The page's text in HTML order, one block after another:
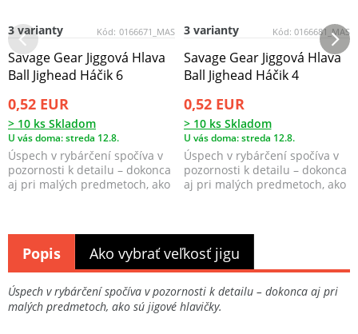
Kód: 0166671_MAS
3 varianty
Savage Gear Jiggová Hlava
Ball Jighead Háčik 6
0,52 EUR
> 10 ks Skladom
U vás doma: streda 12.8.
Úspech v rybárčení spočíva v
pozornosti k detailu – dokonca
aj pri malých predmetoch, ako
Kód: 0166681_MAS
3 varianty
Savage Gear Jiggová Hlava
Ball Jighead Háčik 4
0,52 EUR
> 10 ks Skladom
U vás doma: streda 12.8.
Úspech v rybárčení spočíva v
pozornosti k detailu – dokonca
aj pri malých predmetoch, ako
Úspech v rybárčení spočíva v pozornosti k detailu – dokonca aj pri
malých predmetoch, ako sú jigové hlavičky.
Popis Ako vybrať veľkosť jigu